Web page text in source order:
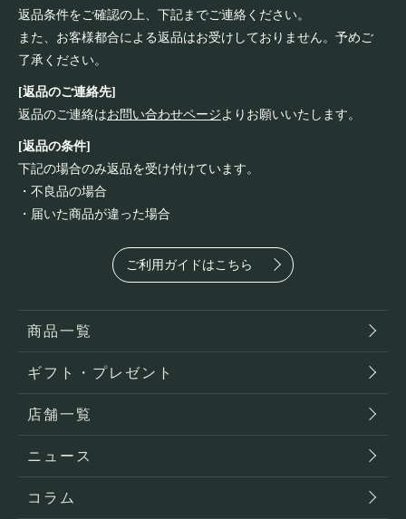
返品条件をご確認の上、下記までご連絡ください。
また、お客様都合による返品はお受けしておりません。予めご
了承ください。
[返品のご連絡先]
返品のご連絡はお問い合わせページ よりお願いいたします。
[返品の条件]
下記の場合のみ返品を受け付けています。
・不良品の場合
・届いた商品が違った場合
ご利用ガイドはこちら
商品一覧
ギフト・プレゼント
店舗一覧
ニュース
コラム